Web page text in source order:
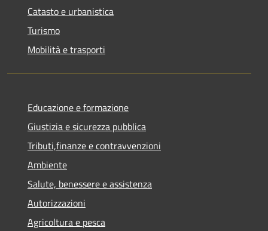
Catasto e urbanistica
Turismo
Mobilità e trasporti
Educazione e formazione
Giustizia e sicurezza pubblica
Tributi,finanze e contravvenzioni
Ambiente
Salute, benessere e assistenza
Autorizzazioni
Agricoltura e pesca